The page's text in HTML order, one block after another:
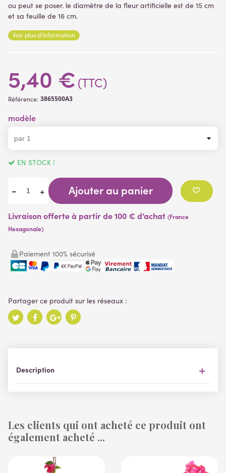
ou peut se poser. le diamètre de la fleur artificielle est de 15 cm
et sa feuille de 16 cm.
Voir plus d'information
5,40 € (TTC)
Référence: 3865500A3
modèle
EN STOCK !
- + Ajouter au panier
Livraison offerte à partir de 100 € d’achat (France
Hexagonale)
Paiement 100% sécurisé
Description
Les clients qui ont acheté ce produit ont
également acheté ...